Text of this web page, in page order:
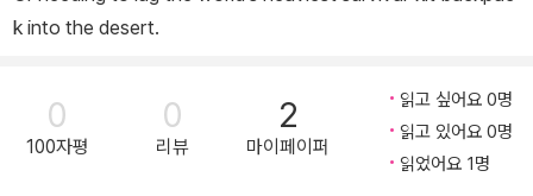
k into the desert.
0
100자평
0
리뷰
2
마이페이퍼
읽고 싶어요 0명
읽고 있어요 0명
읽었어요 1명